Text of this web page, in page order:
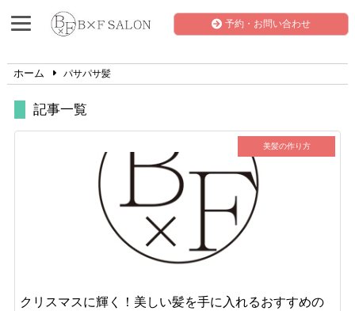
予約・お問い合わせ
ホーム パサパサ髪
記事一覧
美髪の作り方
クリスマスに輝く！美しい髪を手に入れるおすすめの